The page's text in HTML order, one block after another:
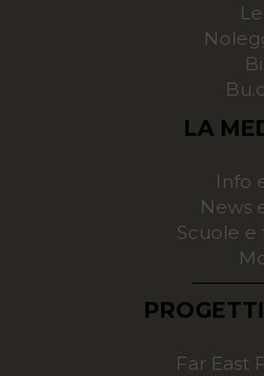
LA
Info
News
Scuole e
Far East